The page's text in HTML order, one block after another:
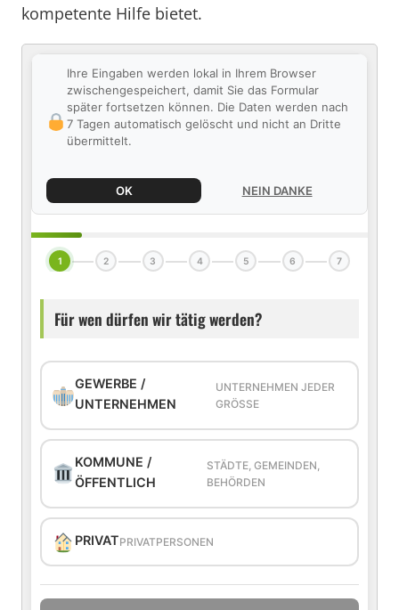
kompetente Hilfe bietet.
Ihre Eingaben werden lokal in Ihrem Browser
zwischengespeichert, damit Sie das Formular
später fortsetzen können. Die Daten werden nach
7 Tagen automatisch gelöscht und nicht an Dritte
übermittelt.
OK NEIN DANKE
1 2 3 4 5 6 7
Für wen dürfen wir tätig werden?
GEWERBE /
UNTERNEHMEN
UNTERNEHMEN JEDER
GRÖSSE
KOMMUNE /
ÖFFENTLICH
STÄDTE, GEMEINDEN,
BEHÖRDEN
PRIVATPRIVATPERSONEN